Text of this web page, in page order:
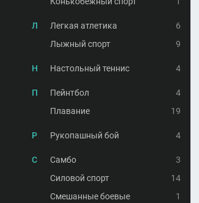
Л Легкая атлетика
6
Лыжный спорт
9
Н Настольный теннис 4
П Пейнтбол
4
Плавание
19
Р Рукопашный бой 4
С Самбо
3
Силовой спорт
14
Смешанные боевые
1